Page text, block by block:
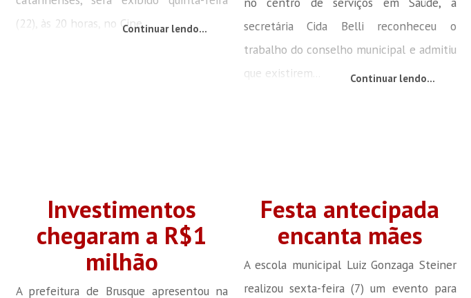
(22), às 20 horas, no Cine...Continuar lendo...
secretária Cida Belli reconheceu o
trabalho do conselho municipal e admitiu
que existirem...
Continuar lendo...
Investimentos
chegaram a R$1
milhão
A prefeitura de Brusque apresentou na
Festa antecipada
encanta mães
A escola municipal Luiz Gonzaga Steiner
realizou sexta-feira (7) um evento para